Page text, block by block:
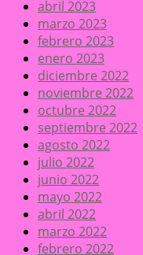
abril 2023
marzo 2023
febrero 2023
enero 2023
diciembre 2022
noviembre 2022
octubre 2022
septiembre 2022
agosto 2022
julio 2022
junio 2022
mayo 2022
abril 2022
marzo 2022
febrero 2022